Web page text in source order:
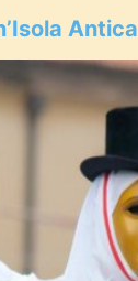
Antica